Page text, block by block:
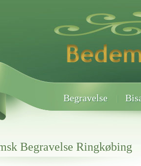
Begravelse
Begravelse Ringkøbing